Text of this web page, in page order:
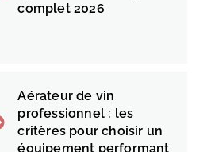
complet 2026
Aérateur de vin
professionnel : les
critères pour choisir un
équipement performant